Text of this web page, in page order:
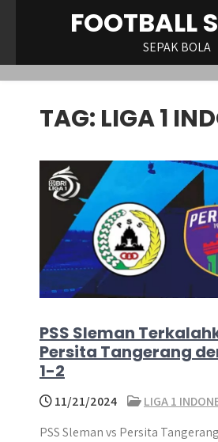
FOOTBALL
SEPAK BOLA
TAG: LIGA 1
PSS Sleman
Persita Tangerang
1-2
11/21/2024
LIGA 1
PSS Sleman vs Persita